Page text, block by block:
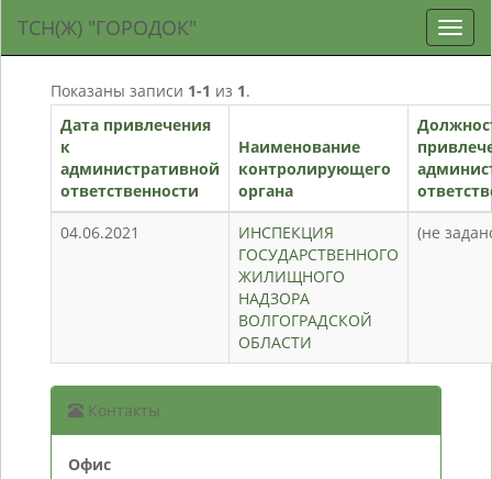
ТСН(Ж) "ГОРОДОК"
Показаны записи 1-1 из 1.
Дата привлечения
к
административной
ответственности
Наименование
контролирующего
органа
04.06.2021
ИНСПЕКЦИЯ
ГОСУДАРСТВЕННОГО
ЖИЛИЩНОГО
НАДЗОРА
ВОЛГОГРАДСКОЙ
ОБЛАСТИ
(не
Контакты
Офис